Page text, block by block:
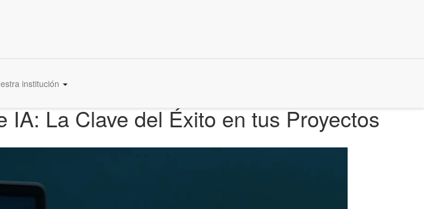
institución
La Clave del Éxito en tus Proyectos